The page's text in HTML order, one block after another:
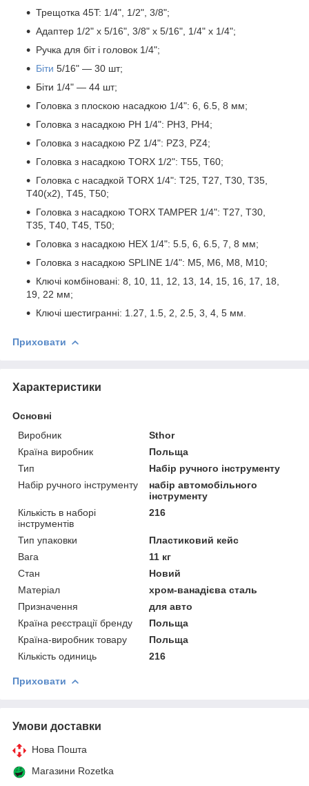
Трещотка 45T: 1/4", 1/2", 3/8";
Адаптер 1/2" х 5/16", 3/8" х 5/16", 1/4" х 1/4";
Ручка для біт і головок 1/4";
Біти 5/16" — 30 шт;
Біти 1/4" — 44 шт;
Головка з плоскою насадкою 1/4": 6, 6.5, 8 мм;
Головка з насадкою PH 1/4": PH3, PH4;
Головка з насадкою PZ 1/4": PZ3, PZ4;
Головка з насадкою TORX 1/2": T55, T60;
Головка с насадкой TORX 1/4": T25, T27, T30, T35,
T40(x2), T45, T50;
Головка з насадкою TORX TAMPER 1/4": T27, T30,
T35, T40, T45, T50;
Головка з насадкою HEX 1/4": 5.5, 6, 6.5, 7, 8 мм;
Головка з насадкою SPLINE 1/4": M5, M6, M8, M10;
Ключі комбіновані: 8, 10, 11, 12, 13, 14, 15, 16, 17, 18,
19, 22 мм;
Ключі шестигранні: 1.27, 1.5, 2, 2.5, 3, 4, 5 мм.
Приховати
Характеристики
Основні
Виробник
Sthor
Країна виробник
Польща
Тип
Набір ручного інструменту
Набір ручного інструменту
набір автомобільного
інструменту
Кількість в наборі
інструментів
216
Тип упаковки
Пластиковий кейс
Вага
11 кг
Стан
Новий
Матеріал
хром-ванадієва сталь
Призначення
для авто
Країна реєстрації бренду
Польща
Країна-виробник товару
Польща
Кількість одиниць
216
Приховати
Умови доставки
Нова Пошта
Магазини Rozetka